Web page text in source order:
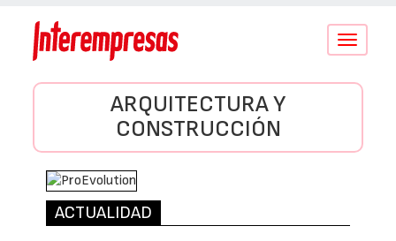
Conmutar
ARQUITECTURA Y
CONSTRUCCIÓN
ACTUALIDAD